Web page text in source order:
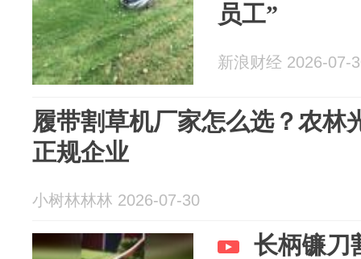
员工”
新浪财经 2026-07-
履带割草机厂家怎么选？农林
正规企业
小树林林林 2026-07-30
长柄镰刀